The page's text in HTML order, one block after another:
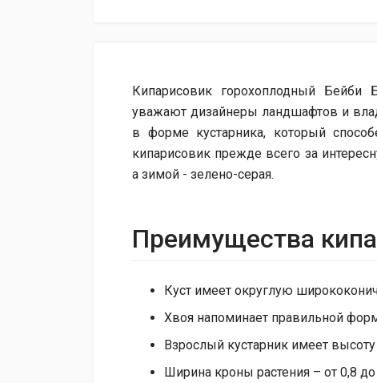
Кипарисовик горохоплодный Бейби
уважают дизайнеры ландшафтов и
в форме кустарника, который
кипарисовик прежде всего за
а зимой - зелено-серая.
Преимущества
Куст имеет округлую
Хвоя напоминает правильной
Взрослый кустарник имеет
Ширина кроны растения – от 0,8